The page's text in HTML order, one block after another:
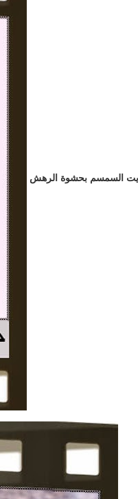
السمسم بحشوة الرهش